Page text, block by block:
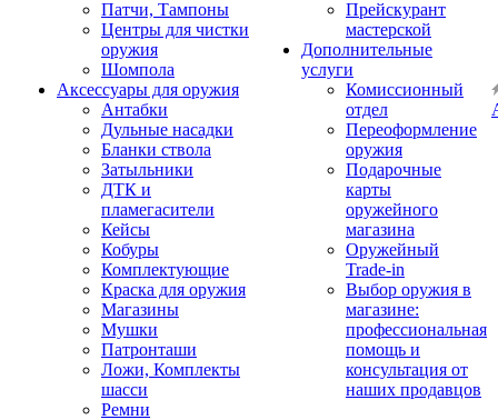
Патчи, Тампоны
Центры для чистки
оружия
Шомпола
Аксессуары для оружия
Антабки
Дульные насадки
Бланки ствола
Затыльники
ДТК и
пламегасители
Кейсы
Кобуры
Комплектующие
Краска для оружия
Магазины
Мушки
Патронташи
Ложи, Комплекты
шасси
Ремни
Прейскурант
мастерской
Дополнительные
услуги
Комиссионный
отдел
Переоформление
оружия
Подарочные
карты
оружейного
магазина
Оружейный
Trade-in
Выбор оружия в
магазине:
профессиональная
помощь и
консультация от
наших продавцов